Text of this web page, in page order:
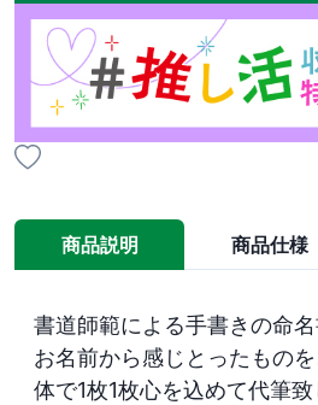
商品説明 商品仕様
書道師範による手書きの命名
お名前から感じとったもの
体で1枚1枚心を込めて代筆致